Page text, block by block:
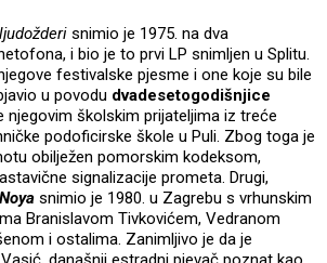
snimio je 1975. na dva
i bio je to prvi LP snimljen u Splitu.
festivalske pjesme i one koje su bile
u povodu dvadesetogodišnjice
njegovim školskim prijateljima iz treće
podoficirske škole u Puli. Zbog toga je
obilježen pomorskim kodeksom,
signalizacije prometa. Drugi,
snimio je 1980. u Zagrebu s vrhunskim
Branislavom Tivkovićem, Vedranom
i ostalima. Zanimljivo je da je